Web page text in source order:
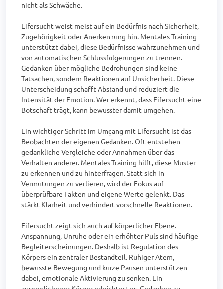
nicht als Schwäche.
Eifersucht weist meist auf ein Bedürfnis nach Sicherheit,
Zugehörigkeit oder Anerkennung hin. Mentales Training
unterstützt dabei, diese Bedürfnisse wahrzunehmen und
von automatischen Schlussfolgerungen zu trennen.
Gedanken über mögliche Bedrohungen sind keine
Tatsachen, sondern Reaktionen auf Unsicherheit. Diese
Unterscheidung schafft Abstand und reduziert die
Intensität der Emotion. Wer erkennt, dass Eifersucht eine
Botschaft trägt, kann bewusster damit umgehen.
Ein wichtiger Schritt im Umgang mit Eifersucht ist das
Beobachten der eigenen Gedanken. Oft entstehen
gedankliche Vergleiche oder Annahmen über das
Verhalten anderer. Mentales Training hilft, diese Muster
zu erkennen und zu hinterfragen. Statt sich in
Vermutungen zu verlieren, wird der Fokus auf
überprüfbare Fakten und eigene Werte gelenkt. Das
stärkt Klarheit und verhindert vorschnelle Reaktionen.
Eifersucht zeigt sich auch auf körperlicher Ebene.
Anspannung, Unruhe oder ein erhöhter Puls sind häufige
Begleiterscheinungen. Deshalb ist Regulation des
Körpers ein zentraler Bestandteil. Ruhiger Atem,
bewusste Bewegung und kurze Pausen unterstützen
dabei, emotionale Aktivierung zu senken. Ein